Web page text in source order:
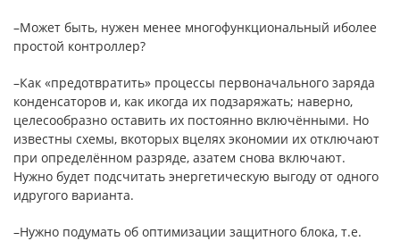
–Может быть, нужен менее многофункциональный иболее
простой контроллер?
–Как «предотвратить» процессы первоначального заряда
конденсаторов и, как икогда их подзаряжать; наверно,
целесообразно оставить их постоянно включёнными. Но
известны схемы, вкоторых вцелях экономии их отключают
при определённом разряде, азатем снова включают.
Нужно будет подсчитать энергетическую выгоду от одного
идругого варианта.
–Нужно подумать об оптимизации защитного блока, т.е.